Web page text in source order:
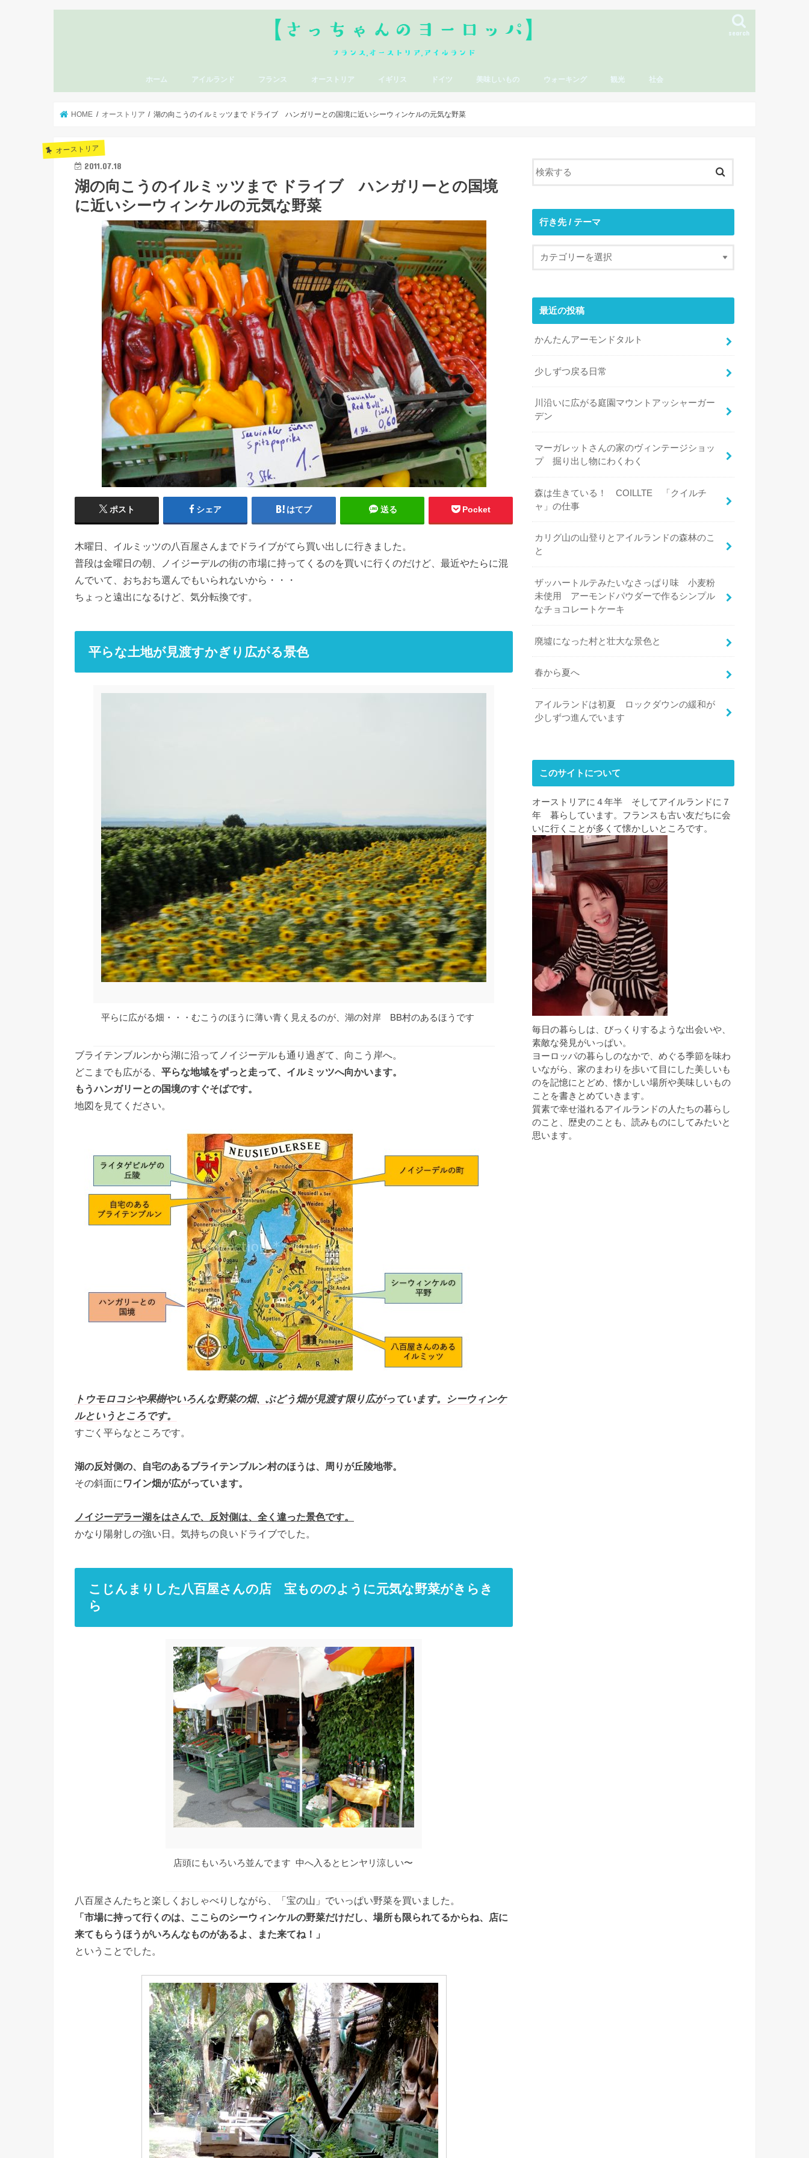
search
ホーム アイルランド フランス オーストリア イギリス ドイツ 美味しいもの ウォーキング 観光 社会
HOME オーストリア 湖の向こうのイルミッツまで ドライブ ハンガリーとの国境に近いシーウィンケルの元気な野菜
オーストリア
2011.07.18
湖の向こうのイルミッツまで ドライブ ハンガリーとの国境
に近いシーウィンケルの元気な野菜
ポスト シェア はてブ 送る Pocket
木曜日、イルミッツの八百屋さんまでドライブがてら買い出しに行きました。
普段は金曜日の朝、ノイジーデルの街の市場に持ってくるのを買いに行くのだけど、最近やたらに混
んでいて、おちおち選んでもいられないから・・・
ちょっと遠出になるけど、気分転換です。
平らな土地が見渡すかぎり広がる景色
平らに広がる畑・・・むこうのほうに薄い青く見えるのが、湖の対岸 BB村のあるほうです
ブライテンブルンから湖に沿ってノイジーデルも通り過ぎて、向こう岸へ。
どこまでも広がる、 平らな地域をずっと走って、イルミッツへ向かいます。
もうハンガリーとの国境のすぐそばです。
地図を見てください。
トウモロコシや果樹やいろんな野菜の畑、ぶどう畑が見渡す限り広がっています。シーウィンケ
ルというところです。
すごく平らなところです。
湖の反対側の、自宅のあるブライテンブルン村のほうは、周りが丘陵地帯。
その斜面に ワイン畑が広がっています。
ノイジーデラー湖をはさんで、反対側は、全く違った景色です。
かなり陽射しの強い日。気持ちの良いドライブでした。
こじんまりした八百屋さんの店 宝もののように元気な野菜がきらき
ら
店頭にもいろいろ並んでます 中へ入るとヒンヤリ涼しい〜
八百屋さんたちと楽しくおしゃべりしながら、「宝の山」でいっぱい野菜を買いました。
「市場に持って行くのは、ここらのシーウィンケルの野菜だけだし、場所も限られてるからね、店に
来てもらうほうがいろんなものがあるよ、また来てね！」
ということでした。
行き先 / テーマ
最近の投稿
かんたんアーモンドタルト
少しずつ戻る日常
川沿いに広がる庭園マウントアッシャーガー
デン
マーガレットさんの家のヴィンテージショッ
プ 掘り出し物にわくわく
森は生きている！ COILLTE 「クイルチ
ャ」の仕事
カリグ山の山登りとアイルランドの森林のこ
と
ザッハートルテみたいなさっぱり味 小麦粉
未使用 アーモンドパウダーで作るシンプル
なチョコレートケーキ
廃墟になった村と壮大な景色と
春から夏へ
アイルランドは初夏 ロックダウンの緩和が
少しずつ進んでいます
このサイトについて
オーストリアに４年半 そしてアイルランドに７
年 暮らしています。フランスも古い友だちに会
いに行くことが多くて懐かしいところです。
毎日の暮らしは、びっくりするような出会いや、
素敵な発見がいっぱい。
ヨーロッパの暮らしのなかで、めぐる季節を味わ
いながら、家のまわりを歩いて目にした美しいも
のを記憶にとどめ、懐かしい場所や美味しいもの
ことを書きとめていきます。
質素で幸せ溢れるアイルランドの人たちの暮らし
のこと、歴史のことも、読みものにしてみたいと
思います。